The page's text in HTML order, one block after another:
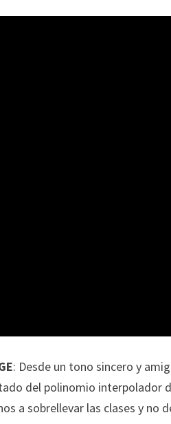
: Desde un tono sincero y
del polinomio interpolador
a sobrellevar las clases y no